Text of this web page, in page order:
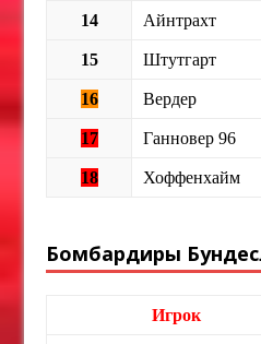
14 Айнтрахт
15 Штутгарт
16 Вердер
17 Ганновер 96
18 Хоффенхайм
Бомбардиры
Игрок